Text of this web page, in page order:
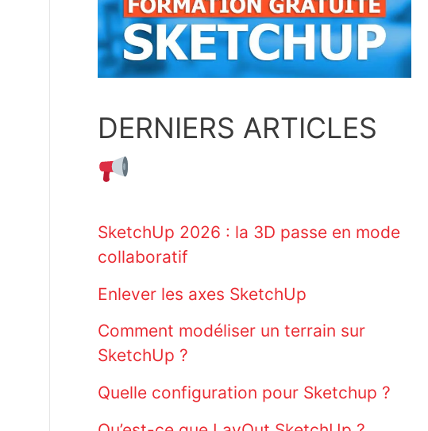
DERNIERS ARTICLES
SketchUp 2026 : la 3D passe en mode
collaboratif
Enlever les axes SketchUp
Comment modéliser un terrain sur
SketchUp ?
Quelle configuration pour Sketchup ?